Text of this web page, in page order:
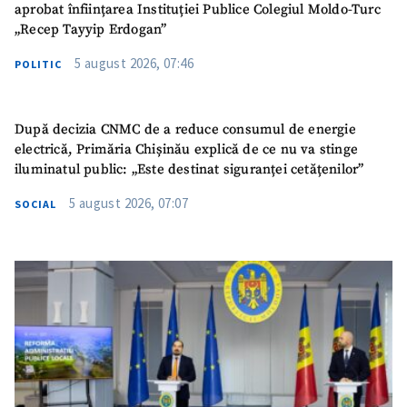
aprobat înființarea Instituției Publice Colegiul Moldo-Turc
„Recep Tayyip Erdogan”
POLITIC 5 august 2026, 07:46
După decizia CNMC de a reduce consumul de energie
electrică, Primăria Chișinău explică de ce nu va stinge
iluminatul public: „Este destinat siguranței cetățenilor”
SOCIAL 5 august 2026, 07:07